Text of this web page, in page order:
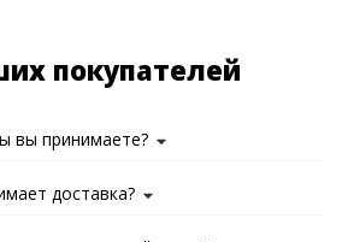
покупателей
вы принимаете?
доставка?